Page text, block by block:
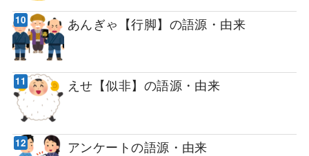
あんぎゃ【行脚】の語源・由来
えせ【似非】の語源・由来
アンケートの語源・由来